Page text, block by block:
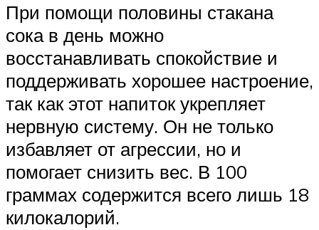
При помощи половины стакана
сока в день можно
восстанавливать спокойствие и
поддерживать хорошее настроение,
так как этот напиток укрепляет
нервную систему. Он не только
избавляет от агрессии, но и
помогает снизить вес. В 100
граммах содержится всего лишь 18
килокалорий.